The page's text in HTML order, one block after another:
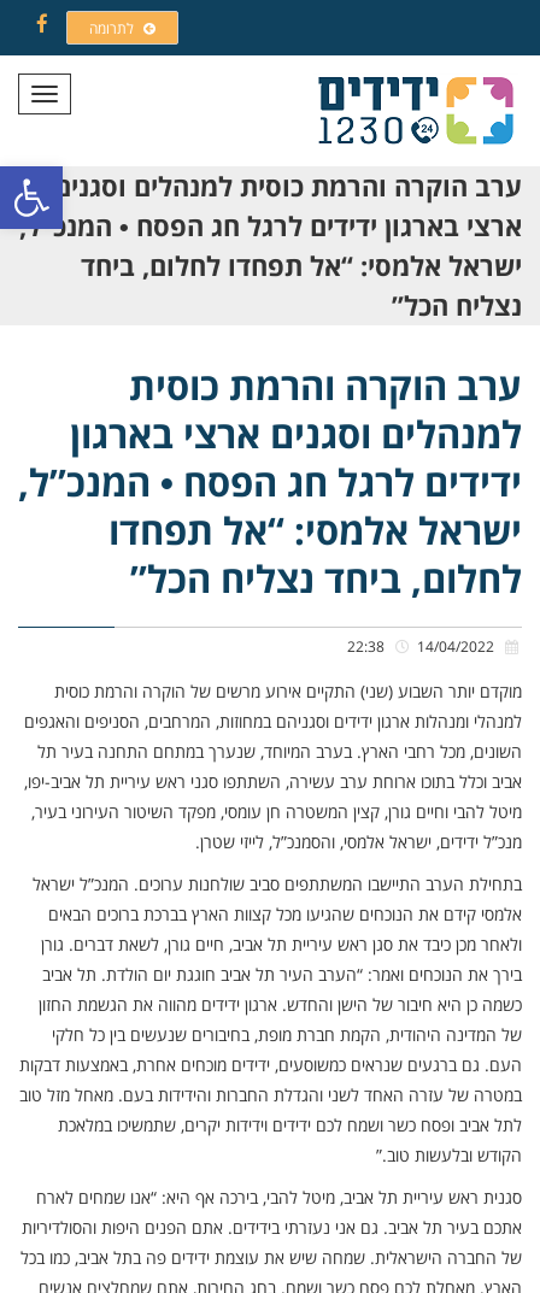
פתח
לתרומה
תפריט
ערב הוקרה והרמת כוסית למנהלים וסגנים
ארצי בארגון ידידים לרגל חג הפסח • המנכ”ל,
ישראל אלמסי: “אל תפחדו לחלום, ביחד
נצליח הכל”
ערב הוקרה והרמת כוסית
למנהלים וסגנים ארצי בארגון
ידידים לרגל חג הפסח • המנכ”ל,
ישראל אלמסי: “אל תפחדו
לחלום, ביחד נצליח הכל”
מוקדם יותר השבוע (שני) התקיים אירוע מרשים של הוקרה והרמת כוסית
למנהלי ומנהלות ארגון ידידים וסגניהם במחוזות, המרחבים, הסניפים והאגפים
השונים, מכל רחבי הארץ. בערב המיוחד, שנערך במתחם התחנה בעיר תל
אביב וכלל בתוכו ארוחת ערב עשירה, השתתפו סגני ראש עיריית תל אביב-יפו,
מיטל להבי וחיים גורן, קצין המשטרה חן עומסי, מפקד השיטור העירוני בעיר,
מנכ”ל ידידים, ישראל אלמסי, והסמנכ”ל, לייזי שטרן.
בתחילת הערב התיישבו המשתתפים סביב שולחנות ערוכים. המנכ”ל ישראל
אלמסי קידם את הנוכחים שהגיעו מכל קצוות הארץ בברכת ברוכים הבאים
ולאחר מכן כיבד את סגן ראש עיריית תל אביב, חיים גורן, לשאת דברים. גורן
בירך את הנוכחים ואמר: “הערב העיר תל אביב חוגגת יום הולדת. תל אביב
כשמה כן היא חיבור של הישן והחדש. ארגון ידידים מהווה את הגשמת החזון
של המדינה היהודית, הקמת חברת מופת, בחיבורים שנעשים בין כל חלקי
העם. גם ברגעים שנראים כמשוסעים, ידידים מוכחים אחרת, באמצעות דבקות
במטרה של עזרה האחד לשני והגדלת החברות והידידות בעם. מאחל מזל טוב
לתל אביב ופסח כשר ושמח לכם ידידים וידידות יקרים, שתמשיכו במלאכת
הקודש ובלעשות טוב.”
סגנית ראש עיריית תל אביב, מיטל להבי, בירכה אף היא: “אנו שמחים לארח
אתכם בעיר תל אביב. גם אני נעזרתי בידידים. אתם הפנים היפות והסולדיריות
של החברה הישראלית. שמחה שיש את עוצמת ידידים פה בתל אביב, כמו בכל
הארץ. מאחלת לכם פסח כשר ושמח. בחג החירות, אתם שמחלצים אנשים